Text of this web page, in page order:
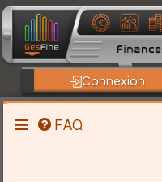
Connexion
FAQ